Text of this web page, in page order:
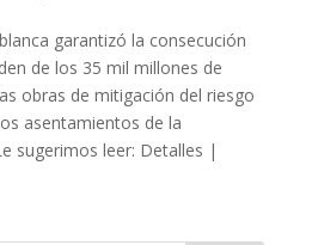
garantizó la consecución
de los 35 mil millones de
obras de mitigación del riesgo
asentamientos de la
sugerimos leer: Detalles |